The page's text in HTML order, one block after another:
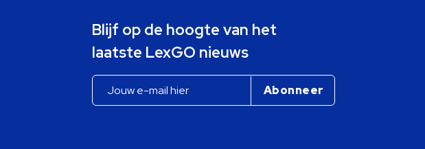
Blijf op de hoogte van het
laatste LexGO nieuws